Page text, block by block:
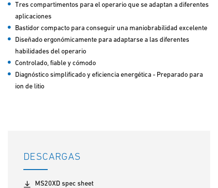
Tres compartimentos para el operario que se adaptan a diferentes
aplicaciones
Bastidor compacto para conseguir una maniobrabilidad excelente
Diseñado ergonómicamente para adaptarse a las diferentes
habilidades del operario
Controlado, fiable y cómodo
Diagnóstico simplificado y eficiencia energética - Preparado para
ion de litio
DESCARGAS
MS20XD spec sheet